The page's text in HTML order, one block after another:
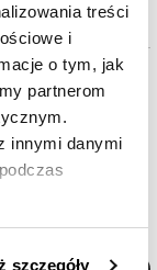
treści
i
o tym, jak
partnerom
innymi danymi
szczegóły
Nowość